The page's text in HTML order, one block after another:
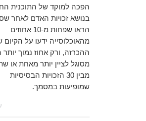
הפכה למוקד של התוכנית
בנושא זכויות האדם לאחר
הראו שפחות מ-10 אחוזים
מהאוכלוסייה ידעו על הקיום
ההכרזה, ורק אחוז נמוך יותר
מסוגל לציין יותר מאחת או
מבין 30 הזכויות הבסיסיות
שמופיעות במסמך.